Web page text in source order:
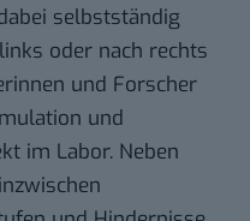
selbstständig
oder nach rechts
und Forscher
und
im Labor. Neben